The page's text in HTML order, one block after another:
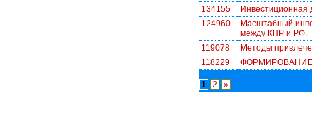
134155
Инвестиционная
124960
Масштабный
между КНР и РФ.
119078
Методы
118229
1 2 »